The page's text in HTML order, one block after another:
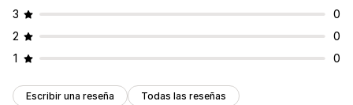
3
0
2
0
1
0
Escribir una reseña Todas las reseñas